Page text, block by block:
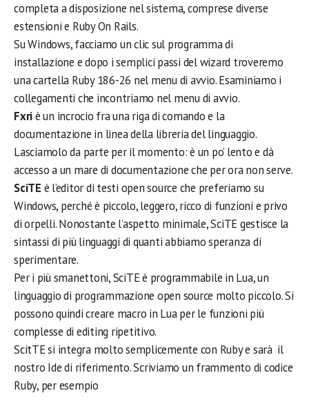
completa a disposizione nel sistema, comprese diverse
estensioni e Ruby On Rails.
Su Windows, facciamo un clic sul programma di
installazione e dopo i semplici passi del wizard troveremo
una cartella Ruby 186-26 nel menu di avvio. Esaminiamo i
collegamenti che incontriamo nel menu di avvio.
Fxriè un incrocio fra una riga di comando e la
documentazione in linea della libreria del linguaggio.
Lasciamolo da parte per il momento: è un po’ lento e dà
accesso a un mare di documentazione che per ora non serve.
SciTE è l’editor di testi open source che preferiamo su
Windows, perché è piccolo, leggero, ricco di funzioni e privo
di orpelli. Nonostante l’aspetto minimale, SciTE gestisce la
sintassi di più linguaggi di quanti abbiamo speranza di
sperimentare.
Per i più smanettoni, SciTE è programmabile in Lua, un
linguaggio di programmazione open source molto piccolo. Si
possono quindi creare macro in Lua per le funzioni più
complesse di editing ripetitivo.
ScitTE si integra molto semplicemente con Ruby e sarà il
nostro Ide di riferimento. Scriviamo un frammento di codice
Ruby, per esempio